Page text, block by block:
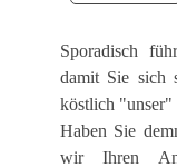
Sporadisch
damit Sie sich
köstlich "unser"
Haben Sie
wir Ihren